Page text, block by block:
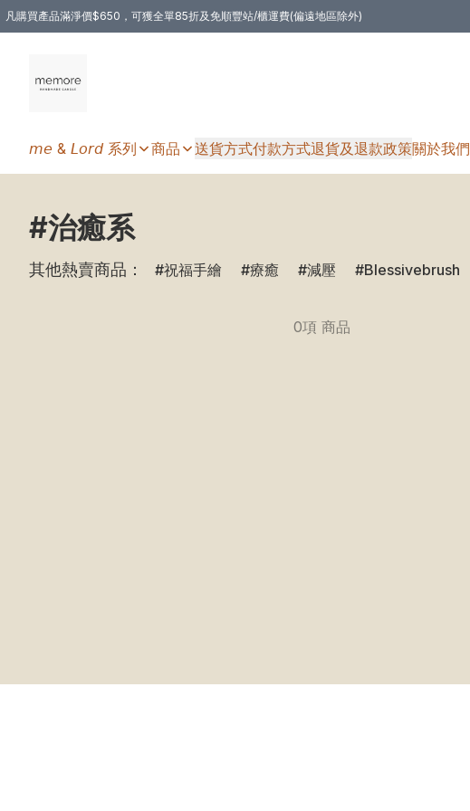
凡購買產品滿淨價$650，可獲全單85折及免順豐站/櫃運費(偏遠地區除外)
𝘮𝘦 & 𝘓𝘰𝘳𝘥 系列 商品 送貨方式付款方式退貨及退款政策關於我們
#治癒系
其他熱賣商品： 祝福手繪 療癒 減壓 Blessivebrush
0項 商品